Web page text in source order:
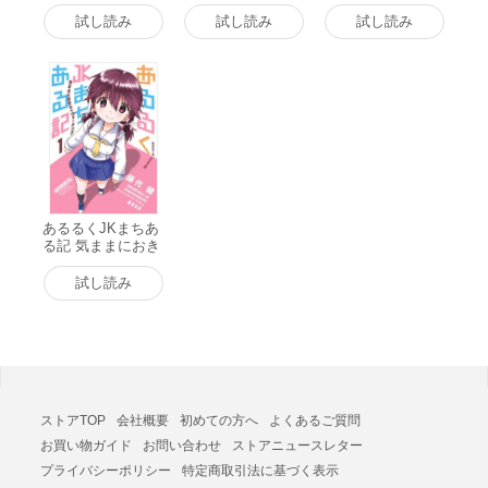
(1) 電子書籍版
試し読み 試し読み 試し読み
あるるくJKまちあ
る記 気ままにおき
らくウォーキング
(1) 電子書籍版
試し読み
ストアTOP 会社概要 初めての方へ
よくあるご質問
お買い物ガイド
お問い合わせ
ストアニュースレター
プライバシーポリシー
特定商取引法に基づく表示